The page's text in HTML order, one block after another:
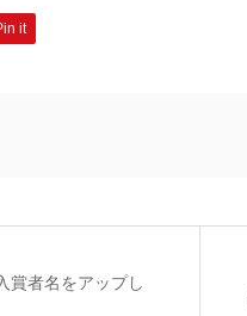
it
者名をアップし